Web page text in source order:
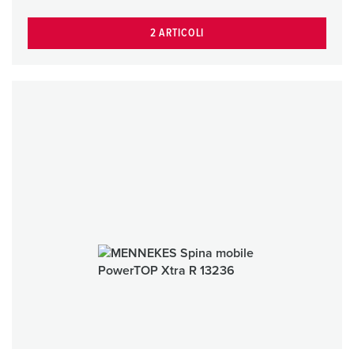
2 ARTICOLI